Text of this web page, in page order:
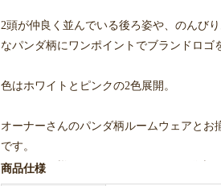
2頭が仲良く並んでいる後ろ姿や、のんび
なパンダ柄にワンポイントでブランドロゴ
色はホワイトとピンクの2色展開。
オーナーさんのパンダ柄ルームウェアと
です。
※オーナー様用のウェアはCaluluでは発売し
商品仕様